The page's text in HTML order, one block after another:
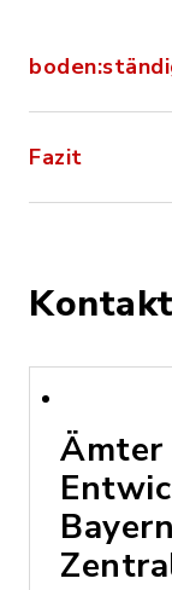
Fazit
Kontakt
Ämter